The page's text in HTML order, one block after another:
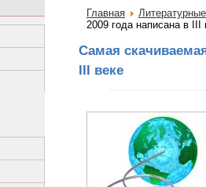
Главная
2009 года написана в III
Cамая
III веке